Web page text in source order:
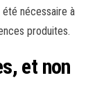
nécessaire à
produites.
et non